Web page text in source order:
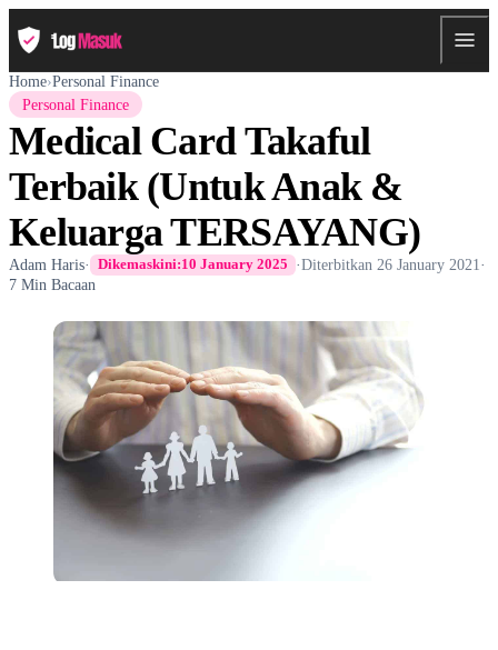
Home›Personal Finance
Personal Finance
Medical Card Takaful
Terbaik (Untuk Anak &
Keluarga TERSAYANG)
Adam Haris· Dikemaskini:10 January 2025 ·Diterbitkan 26 January 2021·
7 Min Bacaan